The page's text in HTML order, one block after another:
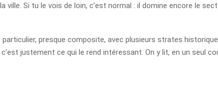
ville. Si tu le vois de loin, c’est normal : il domine encore le
presque composite, avec plusieurs strates
justement ce qui le rend intéressant. On y lit, en un seul